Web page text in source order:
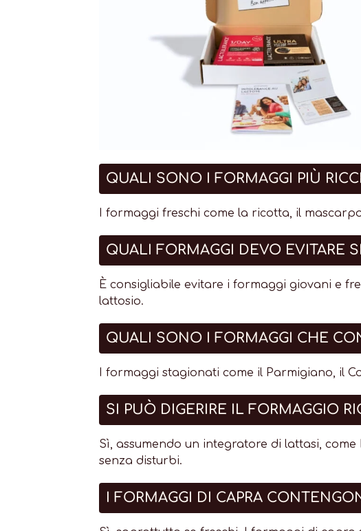
QUALI SONO I FORMAGGI PIÙ
I formaggi freschi come la ricotta, il
QUALI FORMAGGI DEVO EVITARE
È consigliabile evitare i formaggi giovani e
lattosio.
QUALI SONO I FORMAGGI CHE
I formaggi stagionati come il Parmigiano, il
SI PUÒ DIGERIRE IL FORMAGGIO
Sì, assumendo un integratore di lattasi,
senza disturbi.
I FORMAGGI DI CAPRA